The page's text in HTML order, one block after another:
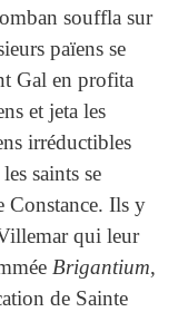
souffla sur
païens se
Gal en profita
et jeta les
irréductibles
saints se
Constance. Ils y
qui leur
Brigantium,
de Sainte